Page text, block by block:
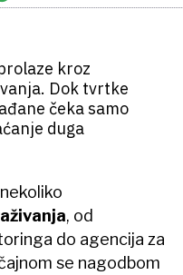
kroz
Dok tvrtke
čeka samo
duga
, od
do agencija za
se nagodbom